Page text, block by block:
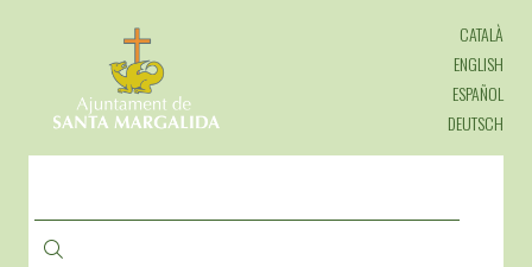
CATALÀ
ENGLISH
ESPAÑOL
DEUTSCH